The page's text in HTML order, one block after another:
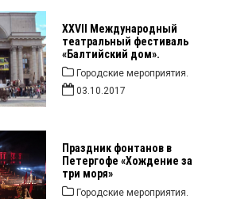
XXVII Международный
театральный фестиваль
«Балтийский дом».
Городские мероприятия.
03.10.2017
Праздник фонтанов в
Петергофе «Хождение за
три моря»
Городские мероприятия.